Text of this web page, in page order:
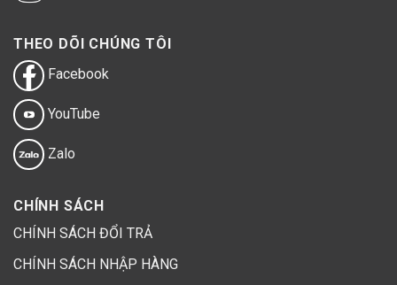
THEO DÕI CHÚNG TÔI
Facebook
YouTube
Zalo
CHÍNH SÁCH
CHÍNH SÁCH ĐỔI TRẢ
CHÍNH SÁCH NHẬP HÀNG